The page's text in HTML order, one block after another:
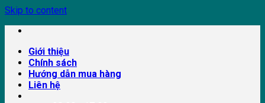
Skip to content
Giới thiệu
Chính sách
Hướng dẫn mua hàng
Liên hệ